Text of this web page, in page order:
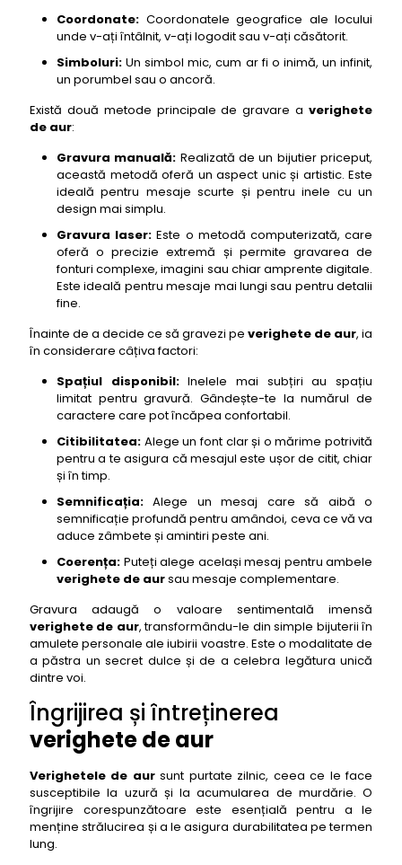
Coordonate: Coordonatele geografice ale locului
unde v-ați întâlnit, v-ați logodit sau v-ați căsătorit.
Simboluri: Un simbol mic, cum ar fi o inimă, un infinit,
un porumbel sau o ancoră.
Există două metode principale de gravare a verighete
de aur:
Gravura manuală: Realizată de un bijutier priceput,
această metodă oferă un aspect unic și artistic. Este
ideală pentru mesaje scurte și pentru inele cu un
design mai simplu.
Gravura laser: Este o metodă computerizată, care
oferă o precizie extremă și permite gravarea de
fonturi complexe, imagini sau chiar amprente digitale.
Este ideală pentru mesaje mai lungi sau pentru detalii
fine.
Înainte de a decide ce să gravezi pe verighete de aur, ia
în considerare câțiva factori:
Spațiul disponibil:Inelele mai subțiri au spațiu
limitat pentru gravură. Gândește-te la numărul de
caractere care pot încăpea confortabil.
Citibilitatea: Alege un font clar și o mărime potrivită
pentru a te asigura că mesajul este ușor de citit, chiar
și în timp.
Semnificația: Alege un mesaj care să aibă o
semnificație profundă pentru amândoi, ceva ce vă va
aduce zâmbete și amintiri peste ani.
Coerența: Puteți alege același mesaj pentru ambele
verighete de aursau mesaje complementare.
Gravura adaugă o valoare sentimentală imensă
verighete de aur, transformându-le din simple bijuterii în
amulete personale ale iubirii voastre. Este o modalitate de
a păstra un secret dulce și de a celebra legătura unică
dintre voi.
Îngrijirea și întreținerea
verighete de aur
Verighetele de aursunt purtate zilnic, ceea ce le face
susceptibile la uzură și la acumularea de murdărie. O
îngrijire corespunzătoare este esențială pentru a le
menține strălucirea și a le asigura durabilitatea pe termen
lung.